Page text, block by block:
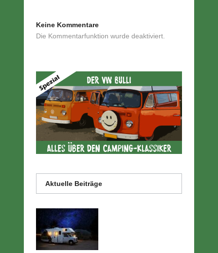
Keine Kommentare
Die Kommentarfunktion wurde deaktiviert.
Aktuelle Beiträge